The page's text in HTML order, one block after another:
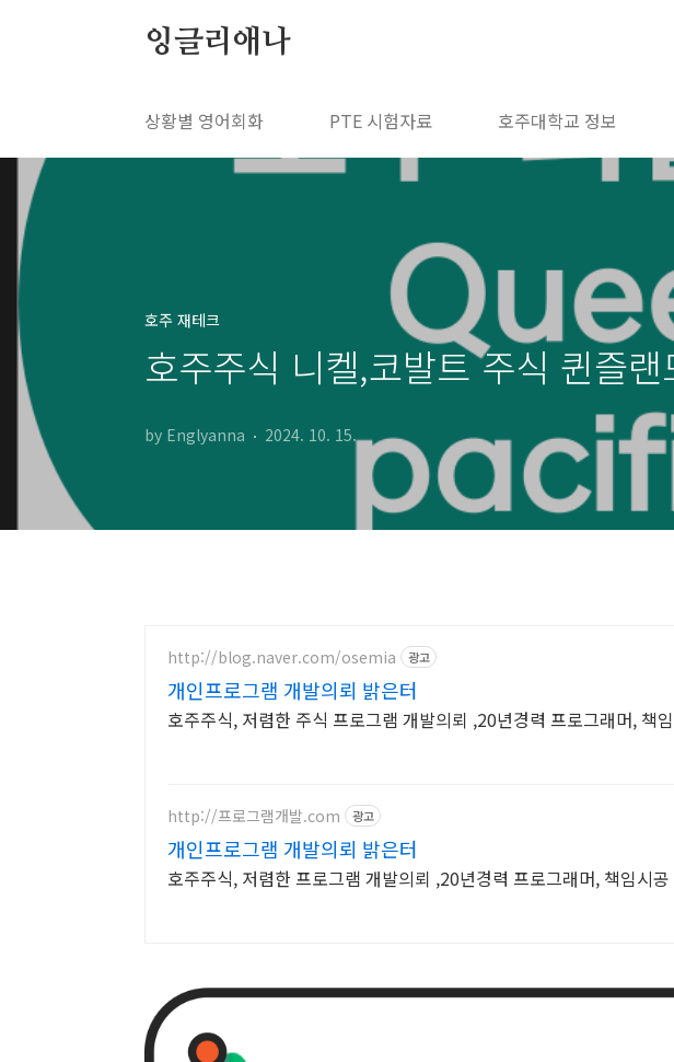
잉글리애나
상황별 영어회화 PTE 시험자료 호주대학교 정보
호주 재테크
호주주식 니켈,코발트 주식 퀸즐
by Englyanna 2024. 10. 15.
http://blog.naver.com/osemia 광고
개인프로그램 개발의뢰 밝은터
호주주식, 저렴한 주식 프로그램 개발의뢰 ,20년경력 프로그래머, 책
http://프로그램개발.com 광고
개인프로그램 개발의뢰 밝은터
호주주식, 저렴한 프로그램 개발의뢰 ,20년경력 프로그래머, 책임시공